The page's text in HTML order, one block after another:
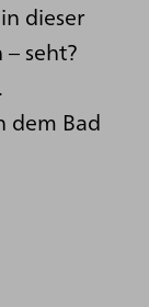
dieser
seht?
dem Bad